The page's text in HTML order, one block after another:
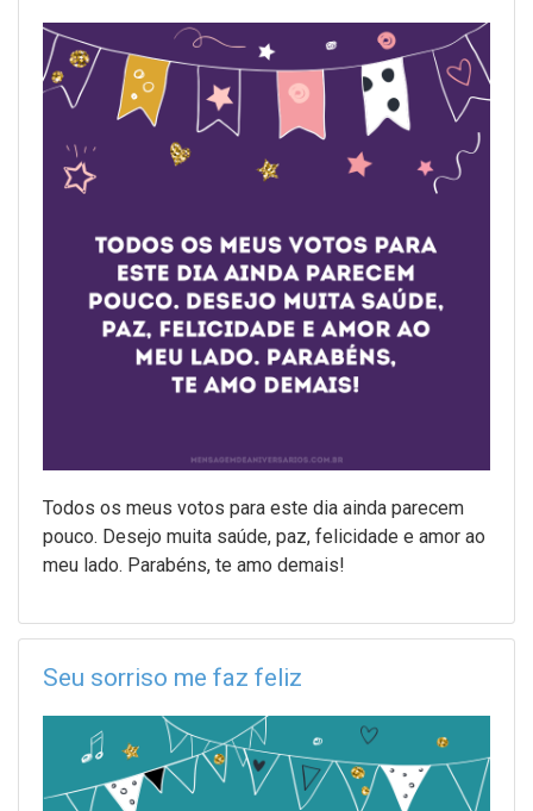
Todos os meus votos para este dia ainda parecem
pouco. Desejo muita saúde, paz, felicidade e amor ao
meu lado. Parabéns, te amo demais!
Seu sorriso me faz feliz